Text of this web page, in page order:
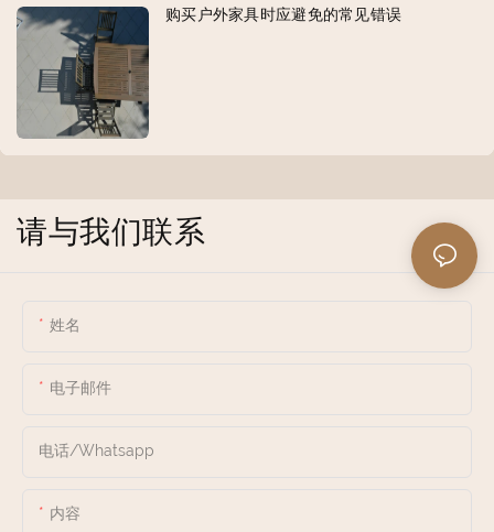
购买户外家具时应避免的常见错误
请与我们联系
姓名
电子邮件
电话/whatsapp
内容